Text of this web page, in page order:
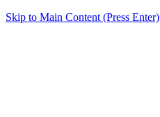
Skip to Main Content (Press Enter)